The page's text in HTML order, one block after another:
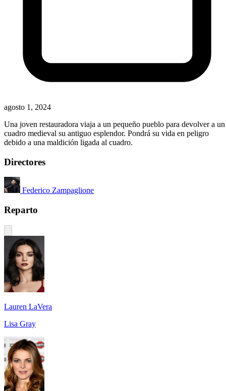
agosto 1, 2024
Una joven restauradora viaja a un pequeño pueblo para devolver a un
cuadro medieval su antiguo esplendor. Pondrá su vida en peligro
debido a una maldición ligada al cuadro.
Directores
Federico Zampaglione
Reparto
Lauren LaVera
Lisa Gray